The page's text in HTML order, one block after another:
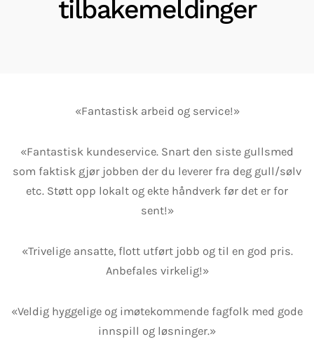
tilbakemeldinger
«Fantastisk arbeid og service!»
«Fantastisk kundeservice. Snart den siste gullsmed
som faktisk gjør jobben der du leverer fra deg gull/sølv
etc. Støtt opp lokalt og ekte håndverk før det er for
sent!»
«Trivelige ansatte, flott utført jobb og til en god pris.
Anbefales virkelig!»
«Veldig hyggelige og imøtekommende fagfolk med gode
innspill og løsninger.»